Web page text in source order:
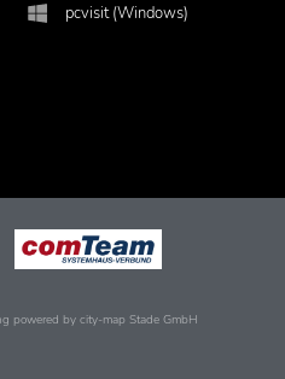
pcvisit (Windows)
powered by city-map Stade GmbH